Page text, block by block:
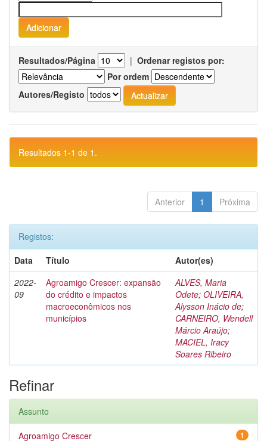
Resultados/Página | Ordenar registos por:
Por ordem
Autores/Registo
Resultados 1-1 de 1.
Anterior 1 Próxima
Registos:
Data
Título
Autor(es)
2022-
09
Agroamigo Crescer: expansão
do crédito e impactos
macroeconômicos nos
municípios
ALVES, Maria
Odete; OLIVEIRA,
Alysson Inácio de;
CARNEIRO, Wendell
Márcio Araújo;
MACIEL, Iracy
Soares Ribeiro
Refinar
Assunto
1
Agroamigo Crescer